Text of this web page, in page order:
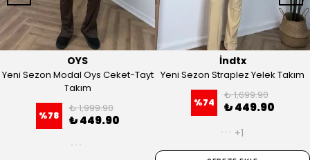
OYS
Yeni Sezon Modal Oys Ceket-Tayt
Takım
₺ 1,999.90
İndtx
Yeni Sezon Straplez Yelek Takım
%74
₺ 1,699.90
₺ 449.90
+1
SEPETE EKLE